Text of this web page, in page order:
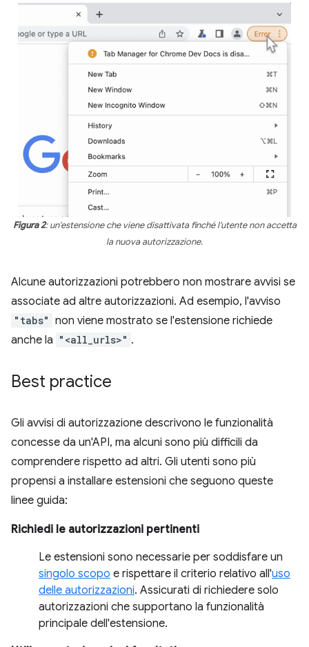
Figura 2: un'estensione che viene disattivata finché l'utente non accetta
la nuova autorizzazione.
Alcune autorizzazioni potrebbero non mostrare avvisi se
associate ad altre autorizzazioni. Ad esempio, l'avviso
"tabs" non viene mostrato se l'estensione richiede
anche la "<all_urls>" .
Best practice
Gli avvisi di autorizzazione descrivono le funzionalità
concesse da un'API, ma alcuni sono più difficili da
comprendere rispetto ad altri. Gli utenti sono più
propensi a installare estensioni che seguono queste
linee guida:
Richiedi le autorizzazioni pertinenti
Le estensioni sono necessarie per soddisfare un
singolo scopo e rispettare il criterio relativo all'uso
delle autorizzazioni. Assicurati di richiedere solo
autorizzazioni che supportano la funzionalità
principale dell'estensione.